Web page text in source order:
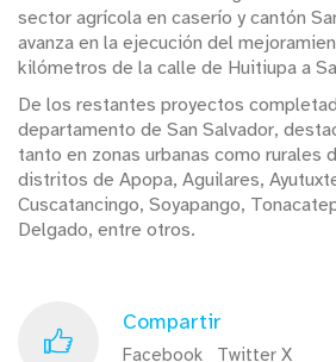
sector agrícola en caserío y cantón
avanza en la ejecución del
kilómetros de la calle de Huitiupa a
De los restantes proyectos
departamento de San Salvador,
tanto en zonas urbanas como rurales
distritos de Apopa, Aguilares,
Cuscatancingo, Soyapango,
Delgado, entre otros.
Compartir
Facebook Twitter X